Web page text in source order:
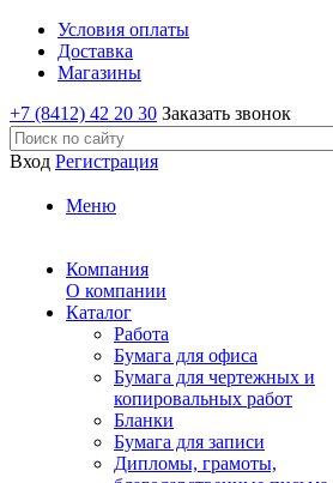
Условия оплаты
Доставка
Магазины
+7 (8412) 42 20 30 Заказать звонок
Вход Регистрация
Меню
Компания
О компании
Каталог
Работа
Бумага для офиса
Бумага для чертежных и
копировальных работ
Бланки
Бумага для записи
Дипломы, грамоты,